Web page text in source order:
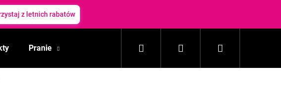
z letnich rabatów
Pranie Gospodarstwo domowe Kosmetyki
Szukaj Zaloguj Koszyk